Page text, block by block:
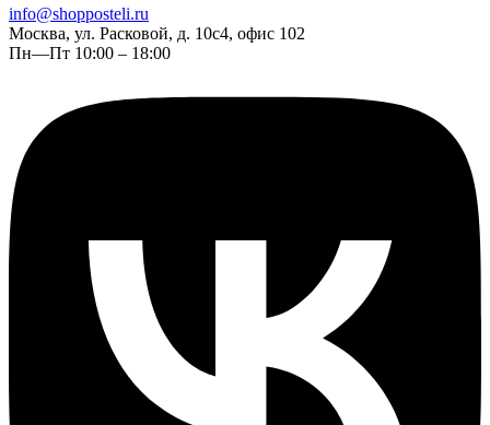
info@shopposteli.ru
Москва, ул. Расковой, д. 10с4, офис 102
Пн—Пт 10:00 – 18:00